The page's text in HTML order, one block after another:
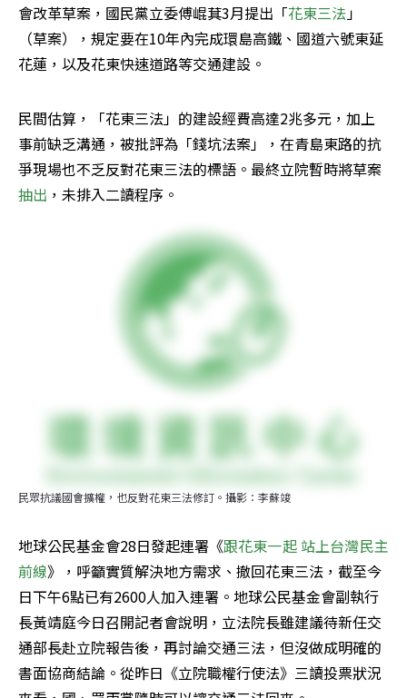
會改革草案，國民黨立委傅崐萁3月提出「花東三法」
（草案），規定要在10年內完成環島高鐵、國道六號東延
花蓮，以及花東快速道路等交通建設。
民間估算，「花東三法」的建設經費高達2兆多元，加上
事前缺乏溝通，被批評為「錢坑法案」，在青島東路的抗
爭現場也不乏反對花東三法的標語。最終立院暫時將草案
抽出 ，未排入二讀程序。
民眾抗議國會擴權，也反對花東三法修訂。攝影：李蘇竣
地球公民基金會28日發起連署《跟花東一起 站上台灣民主
前線》，呼籲實質解決地方需求、撤回花東三法，截至今
日下午6點已有2600人加入連署。地球公民基金會副執行
長黃靖庭今日召開記者會說明，立法院長雖建議待新任交
通部長赴立院報告後，再討論交通三法，但沒做成明確的
書面協商結論。從昨日《立院職權行使法》三讀投票狀況